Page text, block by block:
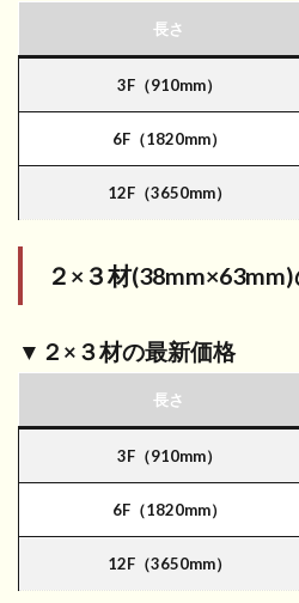
長さ
3F（910mm）
6F（1820mm）
12F（3650mm）
２×３材(38mm×63mm)
▼２×３材の最新価格
長さ
3F（910mm）
6F（1820mm）
12F（3650mm）